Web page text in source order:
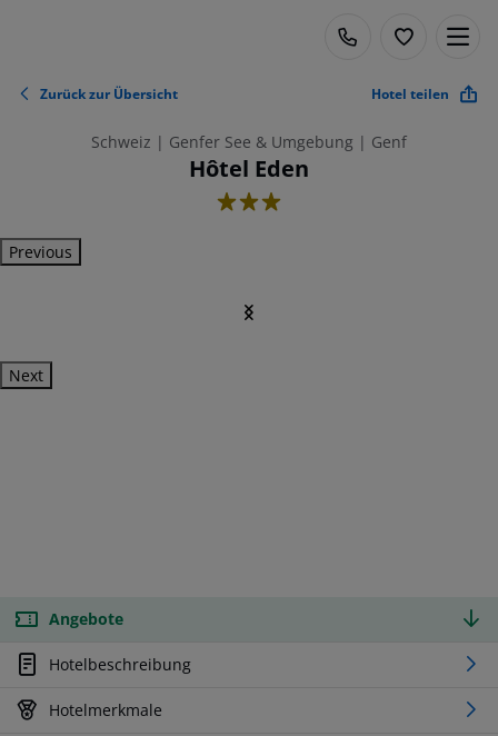
Zurück zur Übersicht Hotel teilen
Schweiz | Genfer See & Umgebung | Genf
Hôtel Eden
3
Previous
Next
Angebote
Hotelbeschreibung
Hotelmerkmale